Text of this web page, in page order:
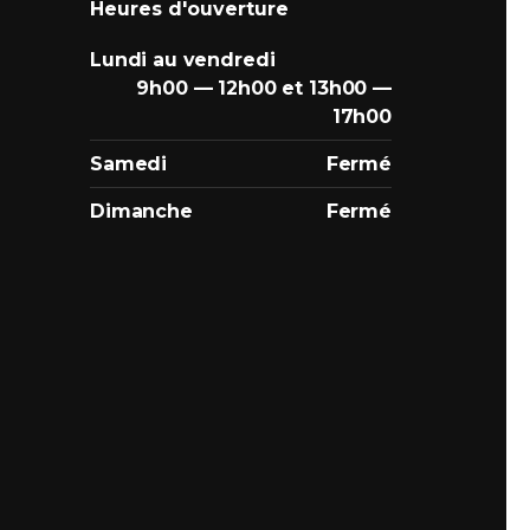
Heures d'ouverture
Lundi au vendredi
9h00 — 12h00 et 13h00 —
17h00
Samedi Fermé
Dimanche Fermé